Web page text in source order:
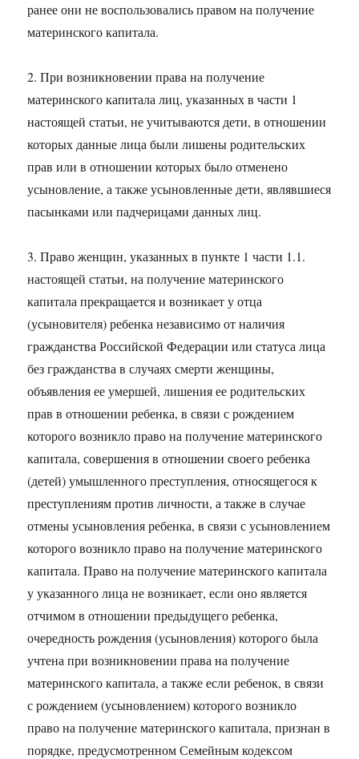
ранее они не воспользовались правом на получение
материнского капитала.
2. При возникновении права на получение
материнского капитала лиц, указанных в части 1
настоящей статьи, не учитываются дети, в отношении
которых данные лица были лишены родительских
прав или в отношении которых было отменено
усыновление, а также усыновленные дети, являвшиеся
пасынками или падчерицами данных лиц.
3. Право женщин, указанных в пункте 1 части 1.1.
настоящей статьи, на получение материнского
капитала прекращается и возникает у отца
(усыновителя) ребенка независимо от наличия
гражданства Российской Федерации или статуса лица
без гражданства в случаях смерти женщины,
объявления ее умершей, лишения ее родительских
прав в отношении ребенка, в связи с рождением
которого возникло право на получение материнского
капитала, совершения в отношении своего ребенка
(детей) умышленного преступления, относящегося к
преступлениям против личности, а также в случае
отмены усыновления ребенка, в связи с усыновлением
которого возникло право на получение материнского
капитала. Право на получение материнского капитала
у указанного лица не возникает, если оно является
отчимом в отношении предыдущего ребенка,
очередность рождения (усыновления) которого была
учтена при возникновении права на получение
материнского капитала, а также если ребенок, в связи
с рождением (усыновлением) которого возникло
право на получение материнского капитала, признан в
порядке, предусмотренном Семейным кодексом